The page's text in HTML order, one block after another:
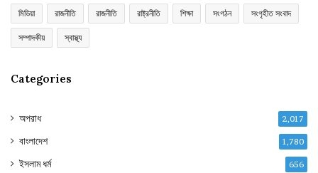
মিডিয়া রাজনীতি রাজনীতি রাষ্ট্রনীতি শিক্ষা সংগঠন সংগৃহীত সংবাদ
সম্পাদকীয় স্বাস্থ্য
Categories
অপরাধ 2,017
বাংলাদেশ 1,780
ইসলাম ধর্ম 656